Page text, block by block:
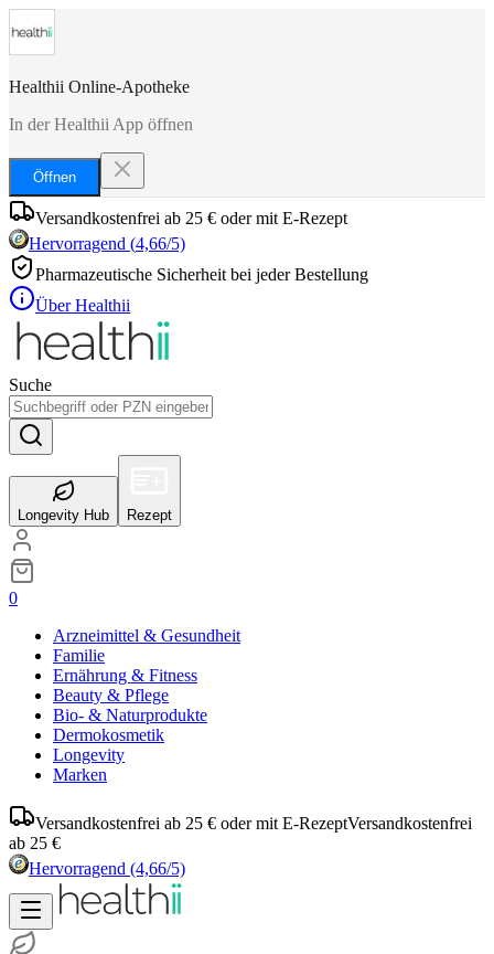
Healthii Online-Apotheke
In der Healthii App öffnen
Öffnen
Versandkostenfrei ab 25 € oder mit E-Rezept
Hervorragend (4,66/5)
Pharmazeutische Sicherheit bei jeder Bestellung
Über Healthii
Suche
Longevity Hub Rezept
0
Arzneimittel & Gesundheit
Familie
Ernährung & Fitness
Beauty & Pflege
Bio- & Naturprodukte
Dermokosmetik
Longevity
Marken
Versandkostenfrei ab 25 € oder mit E-RezeptVersandkostenfrei
ab 25 €
Hervorragend (4,66/5)